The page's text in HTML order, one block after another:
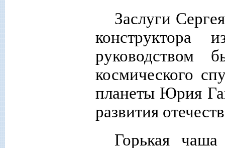
Заслуги
руководством
космического
планеты Юрия
развития
Горькая